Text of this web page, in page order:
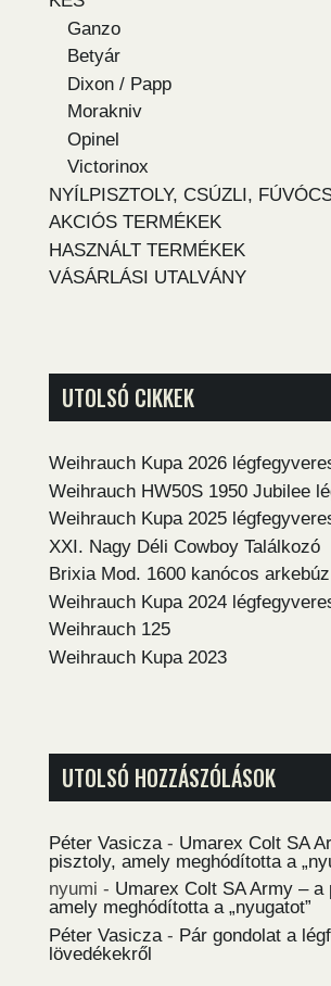
Ganzo
Betyár
Dixon / Papp
Morakniv
Opinel
Victorinox
NYÍLPISZTOLY, CSÚZLI,
AKCIÓS TERMÉKEK
HASZNÁLT TERMÉKEK
VÁSÁRLÁSI UTALVÁNY
UTOLSÓ CIKKEK
Weihrauch Kupa 2026
Weihrauch HW50S 1950 Jubilee
Weihrauch Kupa 2025
XXI. Nagy Déli Cowboy Találkozó
Brixia Mod. 1600 kanócos
Weihrauch Kupa 2024
Weihrauch 125
Weihrauch Kupa 2023
UTOLSÓ HOZZÁSZÓLÁSOK
Péter Vasicza - Umarex Colt SA
pisztoly, amely meghódította a
nyumi - Umarex Colt SA Army – a
amely meghódította a „nyugatot”
Péter Vasicza - Pár gondolat a
lövedékekről